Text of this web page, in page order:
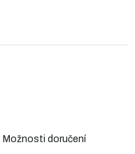
Možnosti doručení